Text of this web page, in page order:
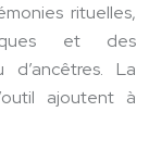
rituelles,
et des
d’ancêtres. La
ajoutent à